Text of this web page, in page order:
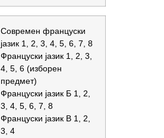
Современ француски
јазик 1, 2, 3, 4, 5, 6, 7, 8
Француски јазик 1, 2, 3,
4, 5, 6 (изборен
предмет)
Француски јазик Б 1, 2,
3, 4, 5, 6, 7, 8
Француски јазик В 1, 2,
3, 4